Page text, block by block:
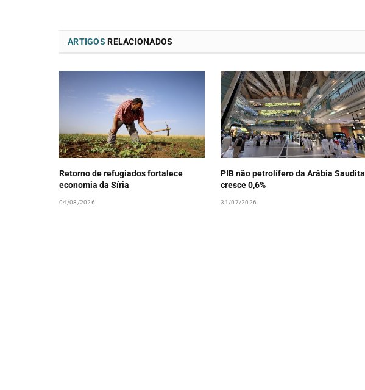
ARTIGOS RELACIONADOS
Retorno de refugiados fortalece
economia da Síria
04/08/2026
PIB não petrolífero da Arábia Saudita
cresce 0,6%
31/07/2026